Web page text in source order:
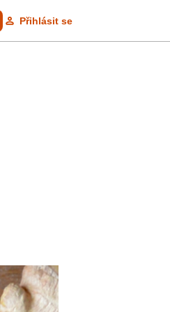
Přihlásit se